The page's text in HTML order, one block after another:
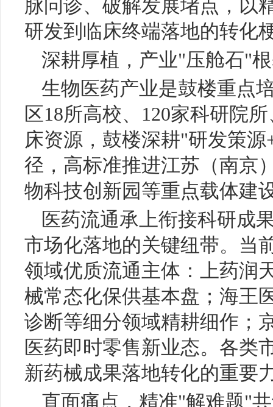
脉问诊、破解发展堵点，以
研发到临床终端落地的转化
深耕厚植，产业"压舱石"
生物医药产业是鼓楼重点
区18所高校、120家科研院
床资源，鼓楼深耕"研发策
径，高标准推进江苏（南京
物科技创新园等重点载体建
医药流通承上衔接科研成
市场化落地的关键纽带。当
领域优质流通主体：上药润
械常态化保供基本盘；海王
诊断等细分领域精耕细作；
医药即时零售新业态。各类
新药械成果落地转化的重要
直面痛点，精准"解难题"